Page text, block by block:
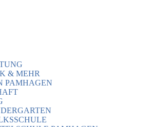
& MEHR
PAMHAGEN